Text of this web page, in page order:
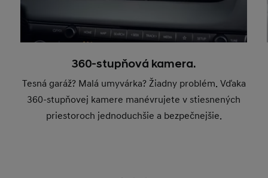
360-stupňová kamera.
Tesná garáž? Malá umyvárka? Žiadny problém. Vďaka
360-stupňovej kamere manévrujete v stiesnených
priestoroch jednoduchšie a bezpečnejšie.